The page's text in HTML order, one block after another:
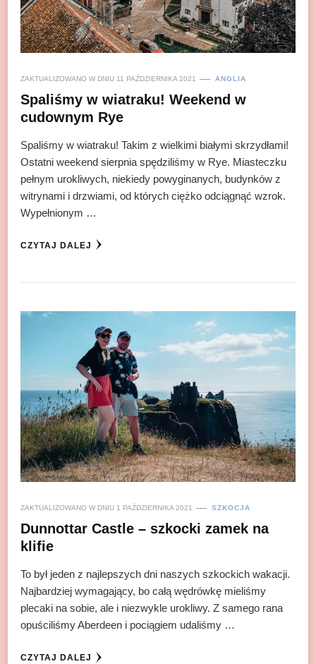
ZAKTUALIZOWANO W DNIU 11 PAŹDZIERNIKA 2021 ANGLIA
Spaliśmy w wiatraku! Weekend w
cudownym Rye
Spaliśmy w wiatraku! Takim z wielkimi białymi skrzydłami!
Ostatni weekend sierpnia spędziliśmy w Rye. Miasteczku
pełnym urokliwych, niekiedy powyginanych, budynków z
witrynami i drzwiami, od których ciężko odciągnąć wzrok.
Wypełnionym …
CZYTAJ DALEJ
ZAKTUALIZOWANO W DNIU 1 PAŹDZIERNIKA 2021 SZKOCJA
Dunnottar Castle – szkocki zamek na
klifie
To był jeden z najlepszych dni naszych szkockich wakacji.
Najbardziej wymagający, bo całą wędrówkę mieliśmy
plecaki na sobie, ale i niezwykle urokliwy. Z samego rana
opuściliśmy Aberdeen i pociągiem udaliśmy …
CZYTAJ DALEJ